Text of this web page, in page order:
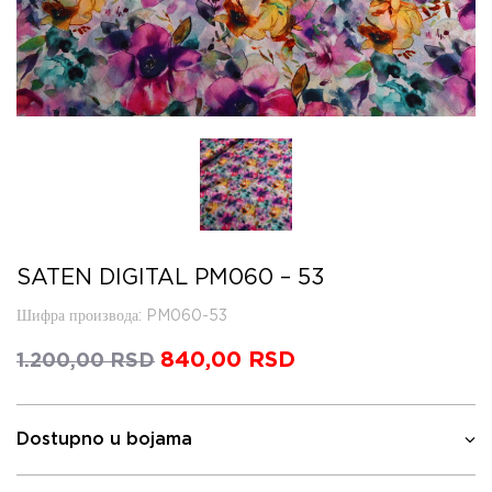
SATEN DIGITAL PM060 – 53
Шифра производа: PM060-53
1.200,00RSD Оригинална
је
била:
840,00 RSD
је:
Dostupno u bojama